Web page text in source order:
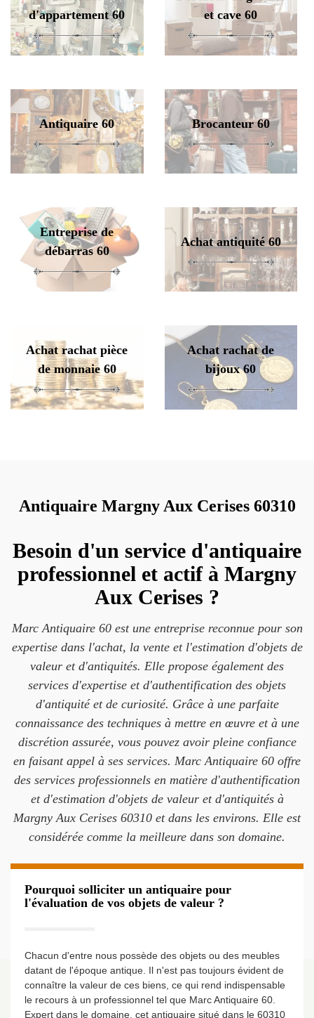
d'appartement 60
et cave 60
Antiquaire 60 Brocanteur 60
Entreprise de
débarras 60
Achat antiquité 60
Achat rachat pièce
de monnaie 60
Achat rachat de
bijoux 60
Antiquaire Margny Aux Cerises 60310
Besoin d'un service d'antiquaire
professionnel et actif à Margny
Aux Cerises ?
Marc Antiquaire 60 est une entreprise reconnue pour son
expertise dans l'achat, la vente et l'estimation d'objets de
valeur et d'antiquités. Elle propose également des
services d'expertise et d'authentification des objets
d'antiquité et de curiosité. Grâce à une parfaite
connaissance des techniques à mettre en œuvre et à une
discrétion assurée, vous pouvez avoir pleine confiance
en faisant appel à ses services. Marc Antiquaire 60 offre
des services professionnels en matière d'authentification
et d'estimation d'objets de valeur et d'antiquités à
Margny Aux Cerises 60310 et dans les environs. Elle est
considérée comme la meilleure dans son domaine.
Pourquoi solliciter un antiquaire pour
l'évaluation de vos objets de valeur ?
Chacun d'entre nous possède des objets ou des meubles
datant de l'époque antique. Il n'est pas toujours évident de
connaître la valeur de ces biens, ce qui rend indispensable
le recours à un professionnel tel que Marc Antiquaire 60.
Expert dans le domaine, cet antiquaire situé dans le 60310